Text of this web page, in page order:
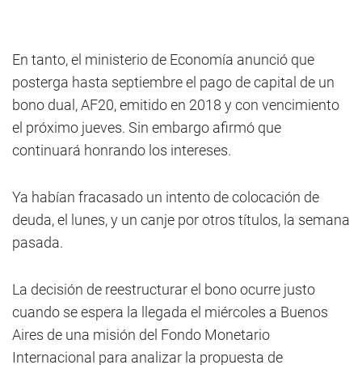
En tanto, el ministerio de Economía anunció que
posterga hasta septiembre el pago de capital de un
bono dual, AF20, emitido en 2018 y con vencimiento
el próximo jueves. Sin embargo afirmó que
continuará honrando los intereses.
Ya habían fracasado un intento de colocación de
deuda, el lunes, y un canje por otros títulos, la semana
pasada.
La decisión de reestructurar el bono ocurre justo
cuando se espera la llegada el miércoles a Buenos
Aires de una misión del Fondo Monetario
Internacional para analizar la propuesta de